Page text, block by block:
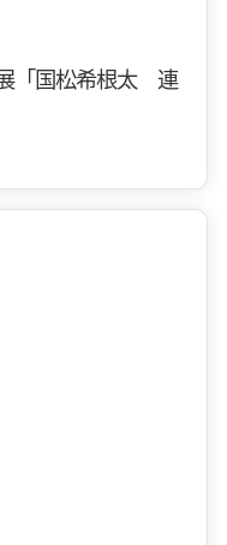
「国松希根太 連